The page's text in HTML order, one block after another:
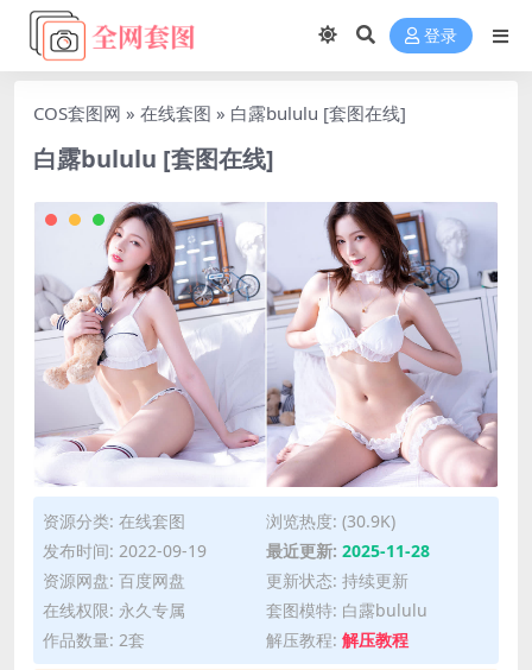
登录
COS套图网 » 在线套图 » 白露bululu [套图在线]
白露bululu [套图在线]
资源分类: 在线套图
浏览热度: (30.9K)
发布时间: 2022-09-19
最近更新: 2025-11-28
资源网盘: 百度网盘
更新状态: 持续更新
在线权限: 永久专属
套图模特: 白露bululu
作品数量: 2套
解压教程: 解压教程